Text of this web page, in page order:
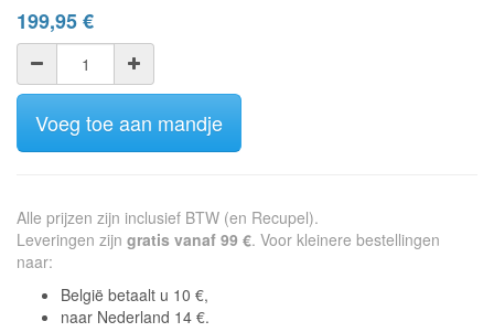
199,95€
Voeg toe aan mandje
Alle prijzen zijn inclusief BTW (en Recupel).
Leveringen zijn gratis vanaf 99 €. Voor kleinere bestellingen
naar:
België betaalt u 10 €,
naar Nederland 14 €.